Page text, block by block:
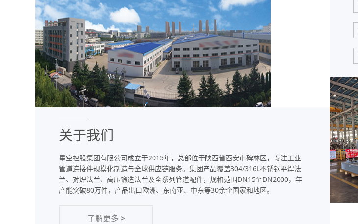
关于我们
星空控股集团有限公司成立于2015年，总部位于陕西省西安市碑林区，专注工业
管道连接件规模化制造与全球供应链服务。集团产品覆盖304/316L不锈钢平焊法
兰、对焊法兰、高压锻造法兰及全系列管道配件，规格范围DN15至DN2000，年
产能突破80万件，产品出口欧洲、东南亚、中东等30余个国家和地区。
了解更多 >
锻造工艺
至PN250超高压等级应用需求